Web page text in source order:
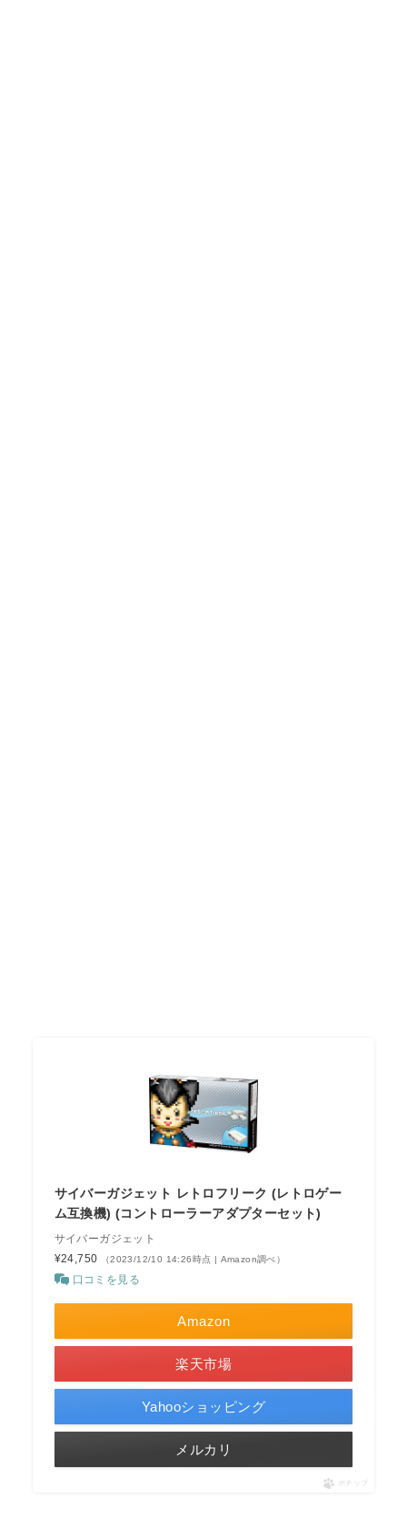
サイバーガジェット レトロフリーク (レトロゲー
ム互換機) (コントローラーアダプターセット)
サイバーガジェット
¥24,750
（2023/12/10 14:26時点 | Amazon調べ）
口コミを見る
Amazon
楽天市場
Yahooショッピング
メルカリ
ポチップ